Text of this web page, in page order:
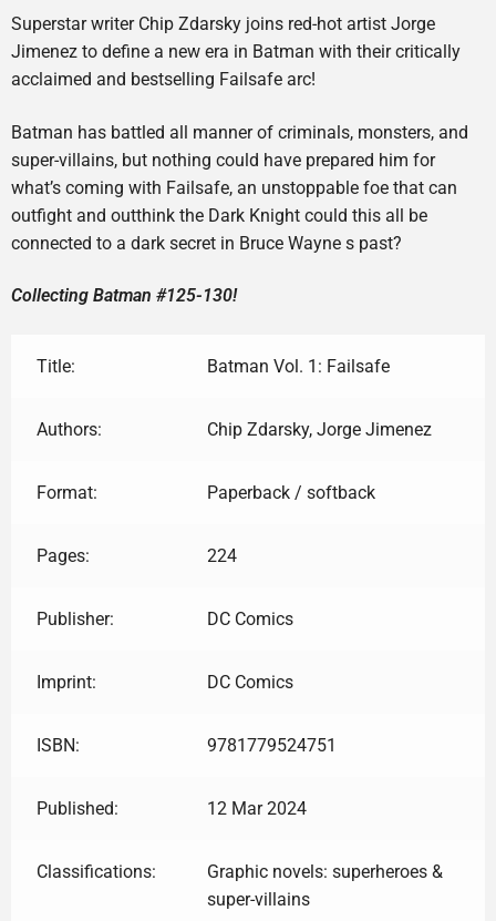
Superstar writer Chip Zdarsky joins red-hot artist Jorge
Jimenez to define a new era in Batman with their critically
acclaimed and bestselling Failsafe arc!
Batman has battled all manner of criminals, monsters, and
super-villains, but nothing could have prepared him for
what’s coming with Failsafe, an unstoppable foe that can
outfight and outthink the Dark Knight could this all be
connected to a dark secret in Bruce Wayne s past?
Collecting Batman #125-130!
Title: Batman Vol. 1: Failsafe
Authors: Chip Zdarsky, Jorge Jimenez
Format: Paperback / softback
Pages: 224
Publisher: DC Comics
Imprint: DC Comics
ISBN: 9781779524751
Published: 12 Mar 2024
Classifications:
Graphic novels: superheroes &
super-villains